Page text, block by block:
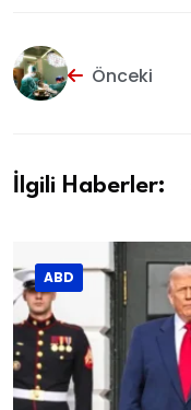
Önceki
İlgili Haberler:
ABD